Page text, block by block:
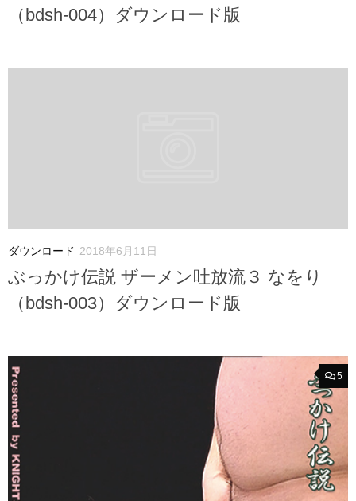
（bdsh-004）ダウンロード版
ダウンロード 2018年6月11日
ぶっかけ伝説 ザーメン吐放流３ なをり
（bdsh-003）ダウンロード版
5